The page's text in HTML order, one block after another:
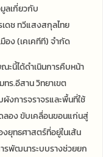
ลเกี่ยวกับ
ดช ทวีแสงสกุลไทย
อง (เคเคทีที) จำกัด
ะนี้ได้ดำเนินการคืบหน้า
ร.อีสาน วิทยาเขต
งการจราจรและพื้นที่ใช้
ลอง ขับเคลื่อนขอนแก่นสู่
ยุทธศาสตร์ที่อยู่ในเส้น
รพัฒนาระบบรางช่วยยก